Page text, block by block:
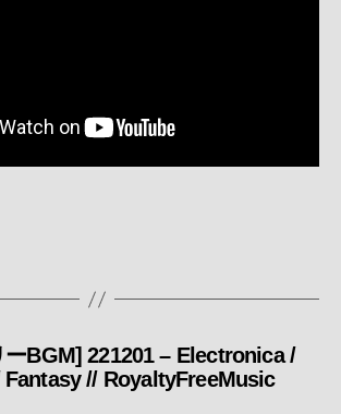
カ
テ
ーBGM] 221201 – Electronica /
Fantasy // RoyaltyFreeMusic